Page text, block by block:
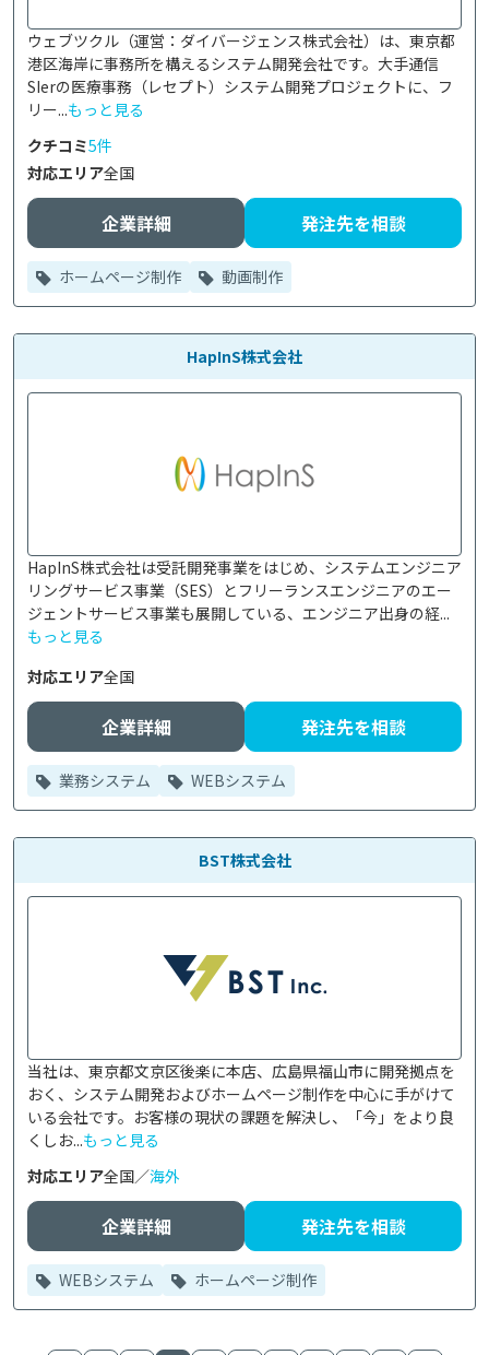
ウェブツクル（運営：ダイバージェンス株式会社）は、東京都
港区海岸に事務所を構えるシステム開発会社です。大手通信
SIerの医療事務（レセプト）システム開発プロジェクトに、フ
リー...もっと見る
クチコミ5件
対応エリア全国
企業詳細 発注先を相談
ホームページ制作 動画制作
HapInS株式会社
HapInS株式会社は受託開発事業をはじめ、システムエンジニア
リングサービス事業（SES）とフリーランスエンジニアのエー
ジェントサービス事業も展開している、エンジニア出身の経...
もっと見る
対応エリア全国
企業詳細 発注先を相談
業務システム WEBシステム
BST株式会社
当社は、東京都文京区後楽に本店、広島県福山市に開発拠点を
おく、システム開発およびホームページ制作を中心に手がけて
いる会社です。お客様の現状の課題を解決し、「今」をより良
くしお...もっと見る
対応エリア全国／海外
企業詳細 発注先を相談
WEBシステム ホームページ制作